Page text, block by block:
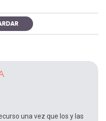
una vez que los y las